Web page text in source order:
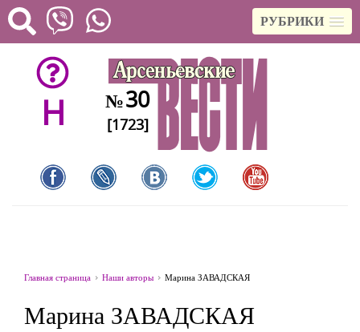
РУБРИКИ
H №30
[1723]
Главная страница Наши авторы Марина ЗАВАДСКАЯ
Марина ЗАВАДСКАЯ